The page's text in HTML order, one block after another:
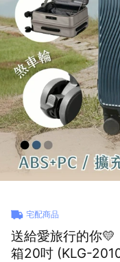
宅配商品
送給愛旅行的你
箱20吋 (KLG-